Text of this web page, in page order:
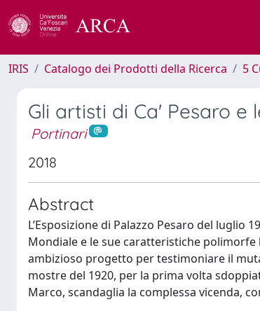
IRIS Catalogo dei Prodotti della Ricerca 5
Gli artisti di Ca' Pesaro e
Portinari
2018
Abstract
L’Esposizione di Palazzo Pesaro del luglio
Mondiale e le sue caratteristiche
ambizioso progetto per testimoniare il
mostre del 1920, per la prima volta
Marco, scandaglia la complessa vicenda,